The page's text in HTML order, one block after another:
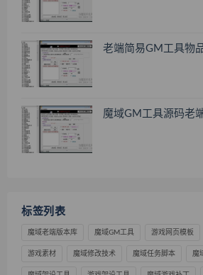
老端简易GM工具物
魔域GM工具源码老
标签列表
魔域老端版本库 魔域GM工具 游戏网页模板
游戏素材 魔域修改技术 魔域任务脚本 魔